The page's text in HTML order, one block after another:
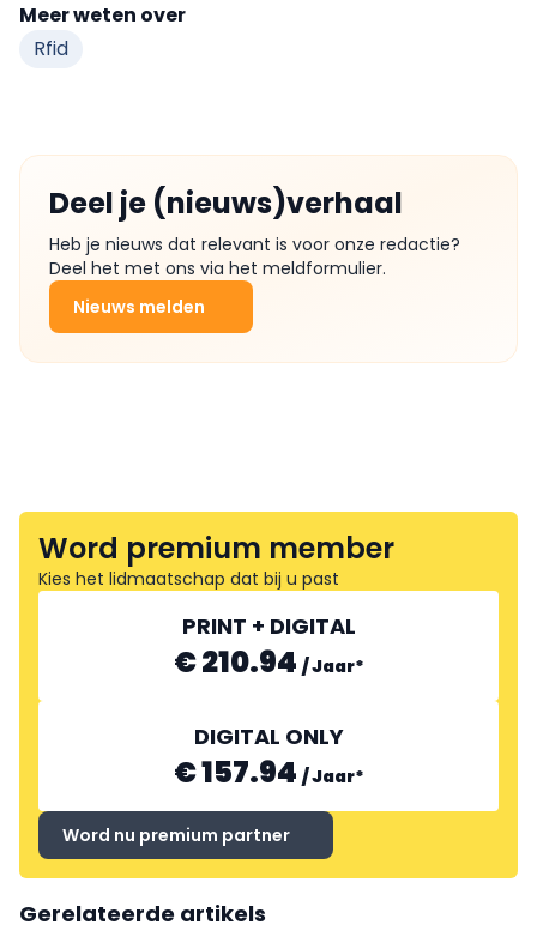
Meer weten over
Rfid
Deel je (nieuws)verhaal
Heb je nieuws dat relevant is voor onze redactie?
Deel het met ons via het meldformulier.
Nieuws melden
Word premium member
Kies het lidmaatschap dat bij u past
PRINT + DIGITAL
€ 210.94 /Jaar*
DIGITAL ONLY
€ 157.94 /Jaar*
Word nu premium partner
Gerelateerde artikels